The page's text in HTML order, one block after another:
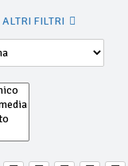
ALTRI FILTRI